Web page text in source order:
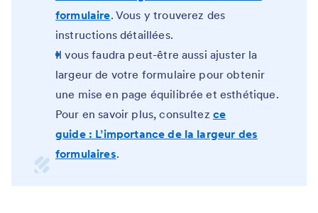
formulaire. Vous y trouverez des
instructions détaillées.
Il vous faudra peut-être aussi ajuster la
largeur de votre formulaire pour obtenir
une mise en page équilibrée et esthétique.
Pour en savoir plus, consultez ce
guide : L’importance de la largeur des
formulaires.